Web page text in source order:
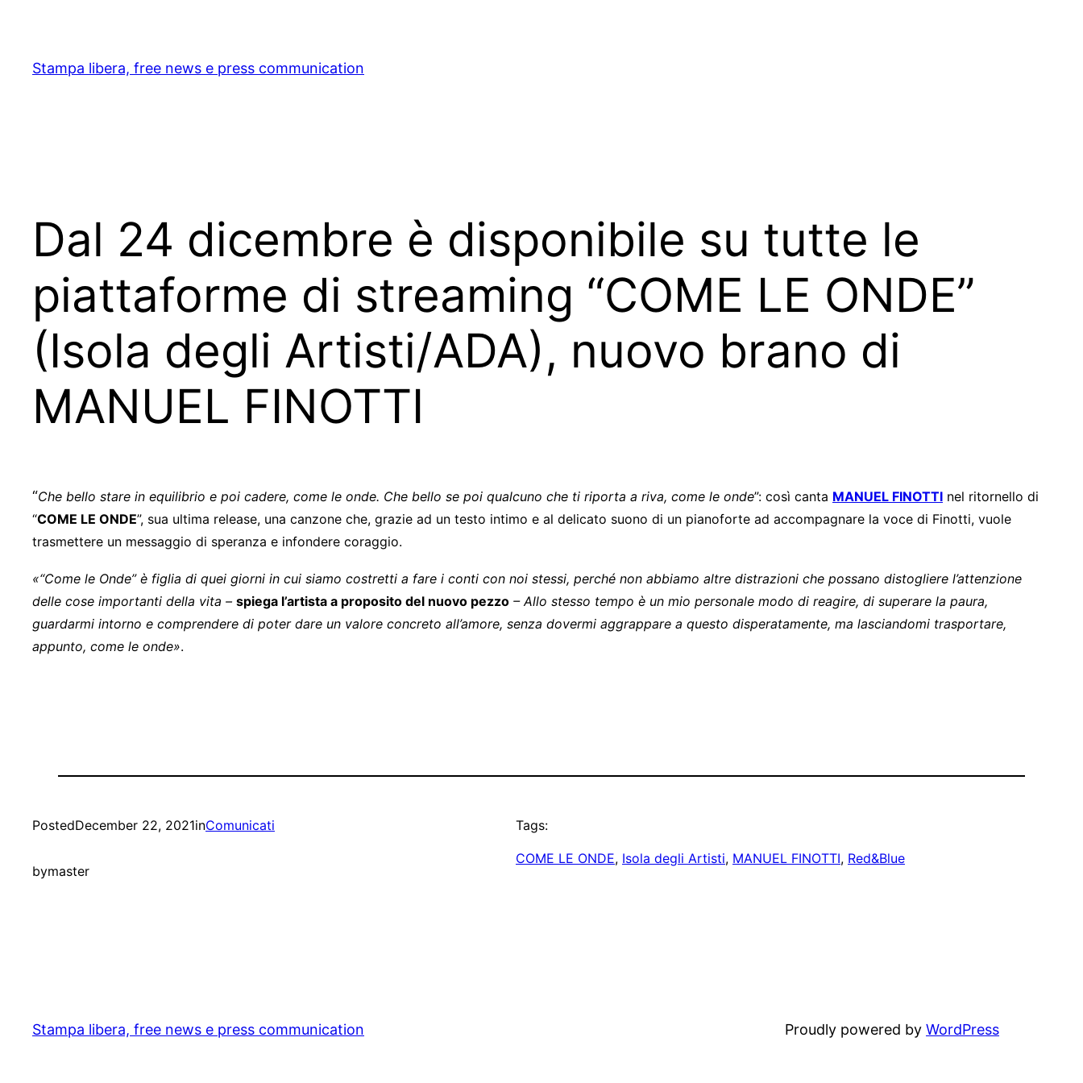
content
Stampa libera, free news e press communication
Dal 24 dicembre è disponibile su tutte le
piattaforme di streaming “COME LE ONDE”
(Isola degli Artisti/ADA), nuovo brano di
MANUEL FINOTTI
“Che bello stare in equilibrio e poi cadere, come le onde. Che bello se poi qualcuno che ti riporta a riva, come le onde”: così canta MANUEL FINOTTI nel ritornello di
“COME LE ONDE”, sua ultima release, una canzone che, grazie ad un testo intimo e al delicato suono di un pianoforte ad accompagnare la voce di Finotti, vuole
trasmettere un messaggio di speranza e infondere coraggio.
«“Come le Onde” è figlia di quei giorni in cui siamo costretti a fare i conti con noi stessi, perché non abbiamo altre distrazioni che possano distogliere l’attenzione
delle cose importanti della vita – spiega l’artista a proposito del nuovo pezzo – Allo stesso tempo è un mio personale modo di reagire, di superare la paura,
guardarmi intorno e comprendere di poter dare un valore concreto all’amore, senza dovermi aggrappare a questo disperatamente, ma lasciandomi trasportare,
appunto, come le onde».
PostedDecember 22, 2021inComunicati
bymaster
Tags:
COME LE ONDE, Isola degli Artisti, MANUEL FINOTTI, Red&Blue
Stampa libera, free news e press communication Proudly powered by WordPress